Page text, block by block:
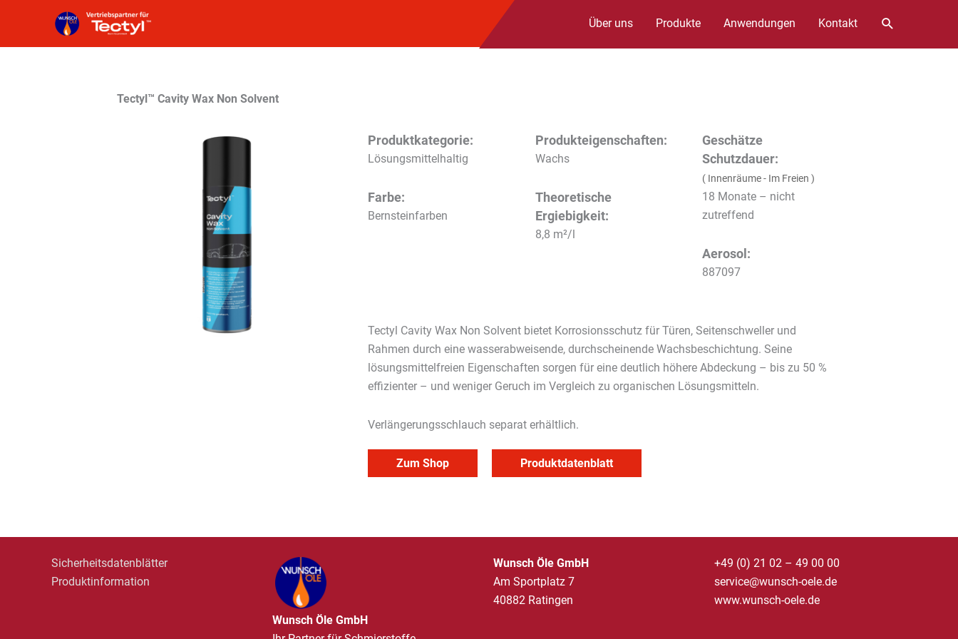
springen
Über uns Produkte Anwendungen Kontakt Suchen
Tectyl™ Cavity Wax Non Solvent
Produktkategorie:
Lösungsmittelhaltig
Farbe:
Bernsteinfarben
Produkteigenschaften:
Wachs
Theoretische
Ergiebigkeit:
8,8 m²/l
Geschätze
Schutzdauer:
( Innenräume - Im Freien )
18 Monate – nicht
zutreffend
Aerosol:
887097
Tectyl Cavity Wax Non Solvent bietet Korrosionsschutz für Türen, Seitenschweller und
Rahmen durch eine wasserabweisende, durchscheinende Wachsbeschichtung. Seine
lösungsmittelfreien Eigenschaften sorgen für eine deutlich höhere Abdeckung – bis zu 50 %
effizienter – und weniger Geruch im Vergleich zu organischen Lösungsmitteln.
Verlängerungsschlauch separat erhältlich.
Zum Shop Produktdatenblatt
Sicherheitsdatenblätter
Produktinformation
Wunsch Öle GmbH
Wunsch Öle GmbH
Am Sportplatz 7
40882 Ratingen
+49 (0) 21 02 – 49 00 00
service@wunsch-oele.de
www.wunsch-oele.de